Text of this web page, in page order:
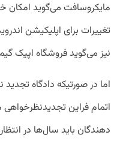
مایکروسافت می‌گوید امکان
تغییرات برای اپلیکیشن
نیز می‌گوید فروشگاه اپیک
اما در صورتیکه دادگاه
اتمام فراین
دهندگان باید سال‌ها در